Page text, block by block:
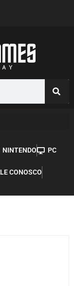
NINTENDO PC
CONOSCO